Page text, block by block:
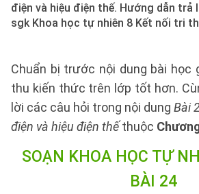
điện và hiệu điện thế. Hướng dẫn trả
sgk Khoa học tự nhiên 8 Kết nối tri
Chuẩn bị trước nội dung bài học
thu kiến thức trên lớp tốt hơn.
lời các câu hỏi trong nội dung Bài
điện và hiệu điện thếthuộc
SOẠN KHOA HỌC TỰ
BÀI 24